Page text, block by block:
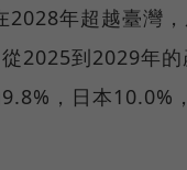
2028年超越臺灣
2025到2029年
，日本10.0%